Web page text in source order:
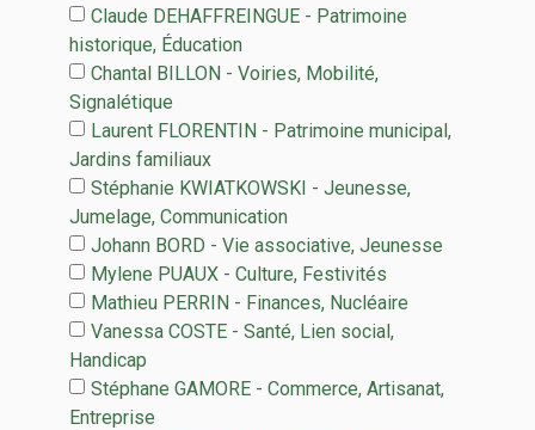
Claude DEHAFFREINGUE - Patrimoine
historique, Éducation
Chantal BILLON - Voiries, Mobilité,
Signalétique
Laurent FLORENTIN - Patrimoine municipal,
Jardins familiaux
Stéphanie KWIATKOWSKI - Jeunesse,
Jumelage, Communication
Johann BORD - Vie associative, Jeunesse
Mylene PUAUX - Culture, Festivités
Mathieu PERRIN - Finances, Nucléaire
Vanessa COSTE - Santé, Lien social,
Handicap
Stéphane GAMORE - Commerce, Artisanat,
Entreprise